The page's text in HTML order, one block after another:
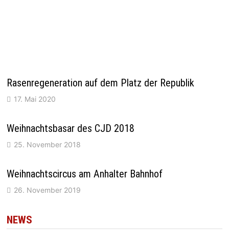
Rasenregeneration auf dem Platz der Republik
17. Mai 2020
Weihnachtsbasar des CJD 2018
25. November 2018
Weihnachtscircus am Anhalter Bahnhof
26. November 2019
NEWS